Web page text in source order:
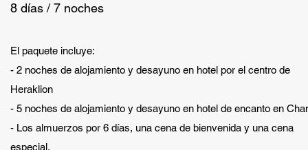
8 días / 7 noches
El paquete incluye:
- 2 noches de alojamiento y desayuno en hotel por el centro de
Heraklion
- 5 noches de alojamiento y desayuno en hotel de encanto en
- Los almuerzos por 6 días, una cena de bienvenida y una cena
especial.